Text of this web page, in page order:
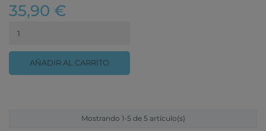
35,90 €
AÑADIR AL CARRITO
Mostrando 1-5 de 5 artículo(s)